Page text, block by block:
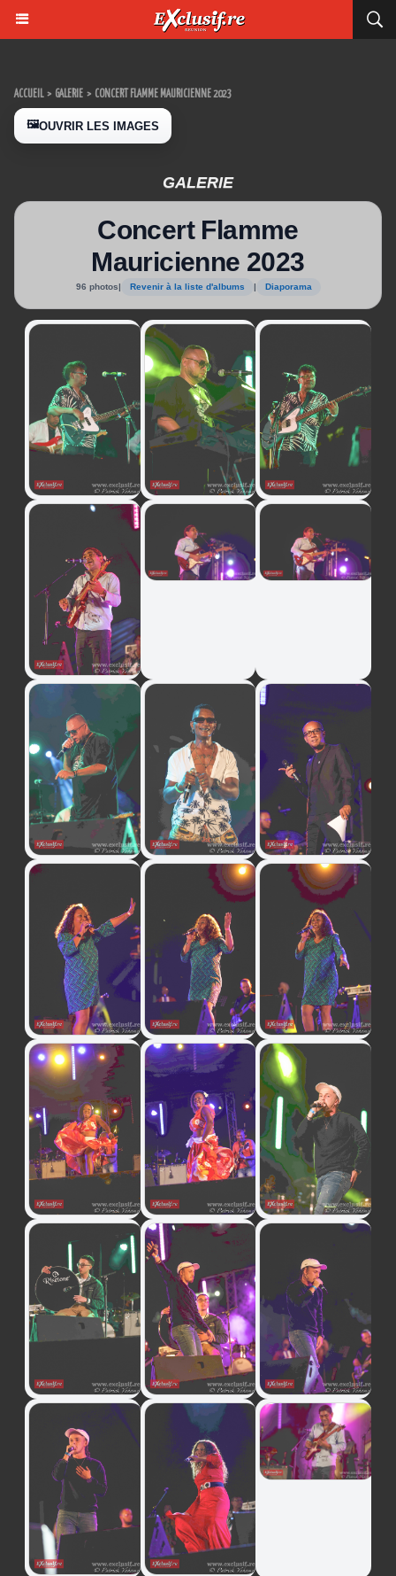
ACCUEIL > GALERIE > CONCERT FLAMME MAURICIENNE 2023
🖼️OUVRIR LES IMAGES
GALERIE
Concert Flamme
Mauricienne 2023
96 photos| Revenir à la liste d'albums | Diaporama